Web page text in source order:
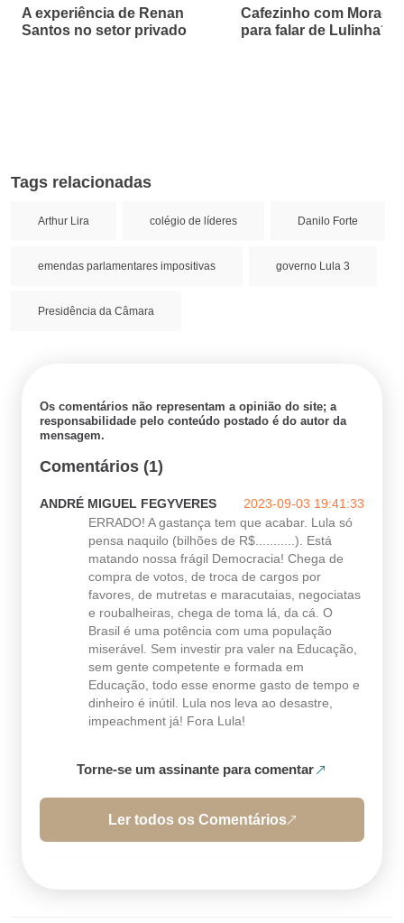
A experiência de Renan
Santos no setor privado
Cafezinho com Moraes
para falar de Lulinha?
Tags relacionadas
Arthur Lira colégio de líderes Danilo Forte
emendas parlamentares impositivas governo Lula 3
Presidência da Câmara
Os comentários não representam a opinião do site; a
responsabilidade pelo conteúdo postado é do autor da
mensagem.
Comentários (1)
ANDRÉ MIGUEL FEGYVERES
2023-09-03 19:41:33
ERRADO! A gastança tem que acabar. Lula só
pensa naquilo (bilhões de R$...........). Está
matando nossa frágil Democracia! Chega de
compra de votos, de troca de cargos por
favores, de mutretas e maracutaias, negociatas
e roubalheiras, chega de toma lá, da cá. O
Brasil é uma potência com uma população
miserável. Sem investir pra valer na Educação,
sem gente competente e formada em
Educação, todo esse enorme gasto de tempo e
dinheiro é inútil. Lula nos leva ao desastre,
impeachment já! Fora Lula!
Torne-se um assinante para comentar
Ler todos os Comentários